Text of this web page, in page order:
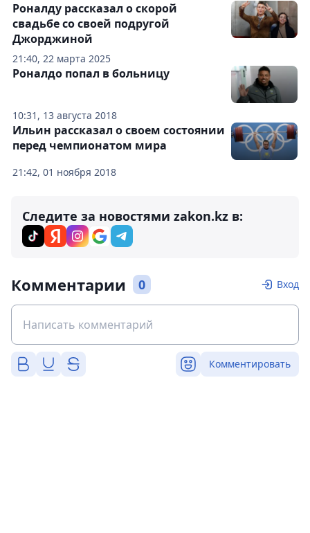
21:40, 22 марта 2025
Роналду рассказал о скорой
свадьбе со своей подругой
Джорджиной
10:31, 13 августа 2018
Роналдо попал в больницу
21:42, 01 ноября 2018
Ильин рассказал о своем состоянии
перед чемпионатом мира
Следите за новостями zakon.kz в:
Комментарии 0 Вход
Комментировать